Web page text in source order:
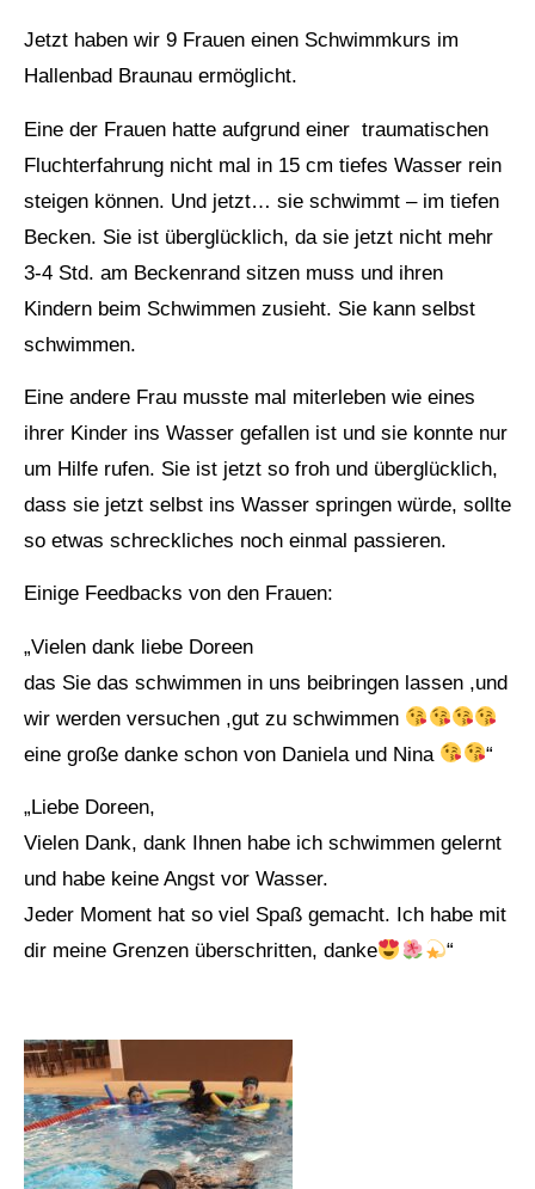
Jetzt haben wir 9 Frauen einen Schwimmkurs im
Hallenbad Braunau ermöglicht.
Eine der Frauen hatte aufgrund einer traumatischen
Fluchterfahrung nicht mal in 15 cm tiefes Wasser rein
steigen können. Und jetzt… sie schwimmt – im tiefen
Becken. Sie ist überglücklich, da sie jetzt nicht mehr
3-4 Std. am Beckenrand sitzen muss und ihren
Kindern beim Schwimmen zusieht. Sie kann selbst
schwimmen.
Eine andere Frau musste mal miterleben wie eines
ihrer Kinder ins Wasser gefallen ist und sie konnte nur
um Hilfe rufen. Sie ist jetzt so froh und überglücklich,
dass sie jetzt selbst ins Wasser springen würde, sollte
so etwas schreckliches noch einmal passieren.
Einige Feedbacks von den Frauen:
„Vielen dank liebe Doreen
das Sie das schwimmen in uns beibringen lassen ,und
wir werden versuchen ,gut zu schwimmen
eine große danke schon von Daniela und Nina
“
„Liebe Doreen,
Vielen Dank, dank Ihnen habe ich schwimmen gelernt
und habe keine Angst vor Wasser.
Jeder Moment hat so viel Spaß gemacht. Ich habe mit
dir meine Grenzen überschritten, danke
“